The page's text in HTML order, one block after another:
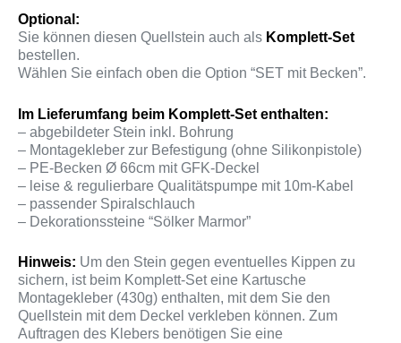
Optional:
Sie können diesen Quellstein auch als Komplett-Set
bestellen.
Wählen Sie einfach oben die Option “SET mit Becken”.
Im Lieferumfang beim Komplett-Set enthalten:
– abgebildeter Stein inkl. Bohrung
– Montagekleber zur Befestigung (ohne Silikonpistole)
– PE-Becken Ø 66cm mit GFK-Deckel
– leise & regulierbare Qualitätspumpe mit 10m-Kabel
– passender Spiralschlauch
– Dekorationssteine “Sölker Marmor”
Hinweis: Um den Stein gegen eventuelles Kippen zu
sichern, ist beim Komplett-Set eine Kartusche
Montagekleber (430g) enthalten, mit dem Sie den
Quellstein mit dem Deckel verkleben können. Zum
Auftragen des Klebers benötigen Sie eine